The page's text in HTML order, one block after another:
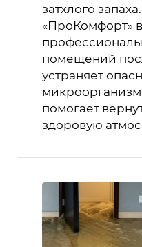
затхлого
«ПроКомфорт»
помещений
устраняет
помогает
здоровую